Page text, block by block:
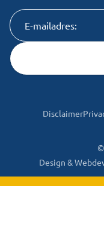
Design &
Disclaimer